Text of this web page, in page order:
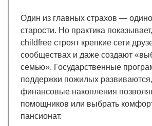
Один из главных страхов —
старости. Но практика
childfree строят крепкие сети
сообществах и даже создают
семью». Государственные
поддержки пожилых
финансовые накопления
помощников или выбрать
пансионат.